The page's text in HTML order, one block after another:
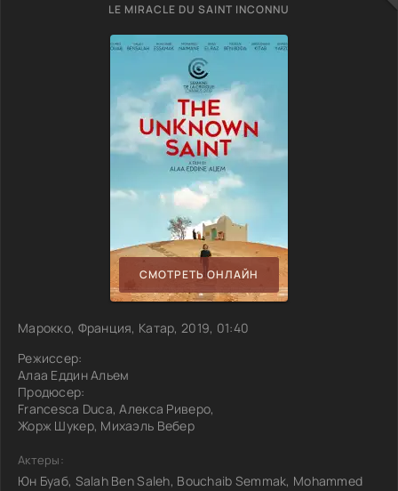
LE MIRACLE DU SAINT INCONNU
СМОТРЕТЬ ОНЛАЙН
Марокко, Франция, Катар, 2019, 01:40
Режиссер:
Алаа Еддин Альем
Продюсер:
Francesca Duca, Алекса Риверо,
Жорж Шукер, Михаэль Вебер
Актеры:
Юн Буаб, Salah Ben Saleh, Bouchaib Semmak, Mohammed